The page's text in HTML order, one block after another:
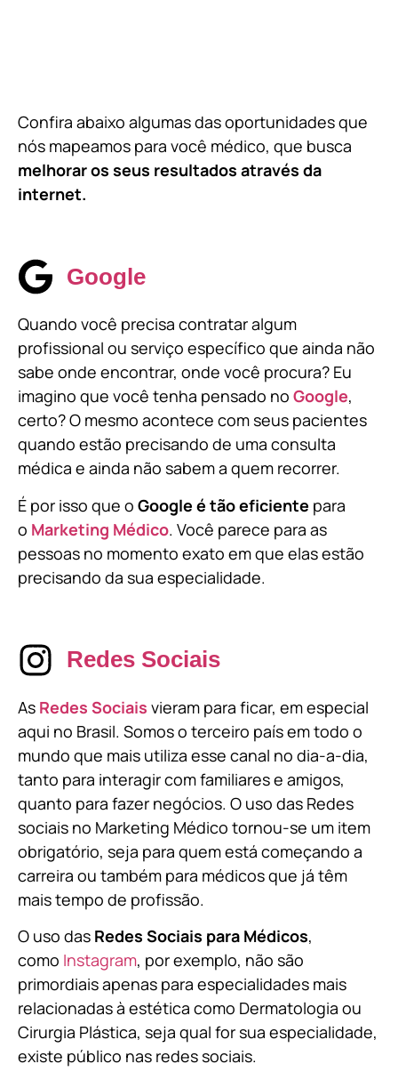
Confira abaixo algumas das oportunidades que
nós mapeamos para você médico, que busca
melhorar os seus resultados através da
internet.
Google
Quando você precisa contratar algum
profissional ou serviço específico que ainda não
sabe onde encontrar, onde você procura? Eu
imagino que você tenha pensado no Google,
certo? O mesmo acontece com seus pacientes
quando estão precisando de uma consulta
médica e ainda não sabem a quem recorrer.
É por isso que o Google é tão eficiente para
o Marketing Médico. Você parece para as
pessoas no momento exato em que elas estão
precisando da sua especialidade.
Redes Sociais
As Redes Sociais vieram para ficar, em especial
aqui no Brasil. Somos o terceiro país em todo o
mundo que mais utiliza esse canal no dia-a-dia,
tanto para interagir com familiares e amigos,
quanto para fazer negócios. O uso das Redes
sociais no Marketing Médico tornou-se um item
obrigatório, seja para quem está começando a
carreira ou também para médicos que já têm
mais tempo de profissão.
O uso das Redes Sociais para Médicos,
como Instagram, por exemplo, não são
primordiais apenas para especialidades mais
relacionadas à estética como Dermatologia ou
Cirurgia Plástica, seja qual for sua especialidade,
existe público nas redes sociais.